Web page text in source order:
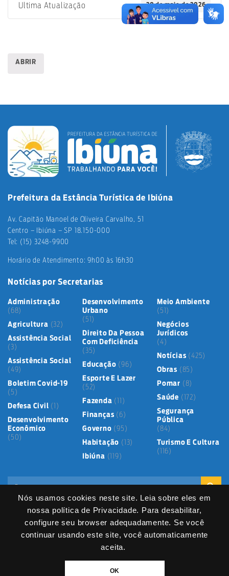
Nós usamos cookies neste site. Leia sobre eles em
nossa política de Privacidade. Para desabilitar,
configure seu browser adequadamente. Se você
continuar usando este site, você automaticamente
aceita.
OK
Ultima Atualização 20 de maio de 2026
ABRIR
Prefeitura da Estância Turística de Ibiúna
Av. Capitão Manoel de Oliveira Carvalho, 51
Centro – Ibiúna – SP 18.150-000
Tel: (15) 3248-9900
Horário de Atendimento: 9h00 às 16h30
Notícias por Secretarias
Administração
(68)
Agricultura (32)
Assistência Social
(3)
Assistência Social
(49)
Boletim Covid-19
(5)
Defesa Civil (1)
Desenvolvimento
Econômico
(50)
Desenvolvimento
Urbano
(51)
Direito Da Pessoa
Com Deficiência
(35)
Educação (96)
Esporte E Lazer
(52)
Fazenda (11)
Finanças (6)
Governo (95)
Habitação (13)
Ibiúna (119)
Meio Ambiente
(51)
Negócios
Jurídicos
(4)
Notícias (425)
Obras (85)
Pomar (8)
Saúde (172)
Segurança
Pública
(84)
Turismo E Cultura
(116)
Mapa do Site Política de Privacidade
Termos de Uso
Serviços Digitais